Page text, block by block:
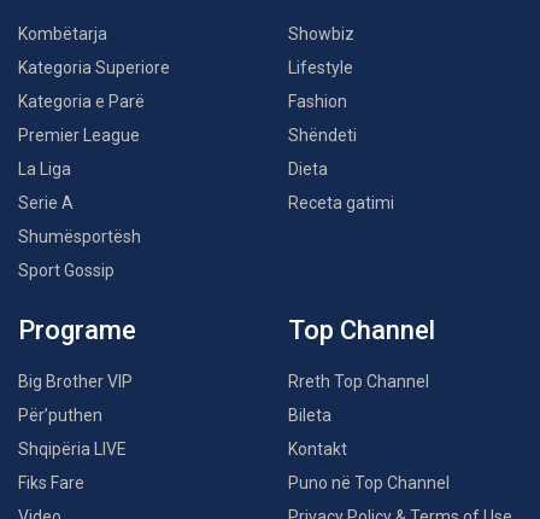
Kombëtarja
Kategoria Superiore
Kategoria e Parë
Premier League
La Liga
Serie A
Shumësportësh
Sport Gossip
Showbiz
Lifestyle
Fashion
Shëndeti
Dieta
Receta gatimi
Programe
Big Brother VIP
Për’puthen
Shqipëria LIVE
Fiks Fare
Top Channel
Rreth Top Channel
Bileta
Kontakt
Puno në Top Channel